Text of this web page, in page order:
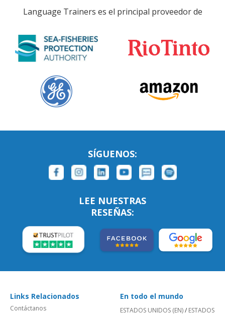
Language Trainers es el principal proveedor de
SÍGUENOS:
LEE NUESTRAS
RESEÑAS:
Links Relacionados
Contáctanos
En todo el mundo
ESTADOS UNIDOS (EN)/ ESTADOS